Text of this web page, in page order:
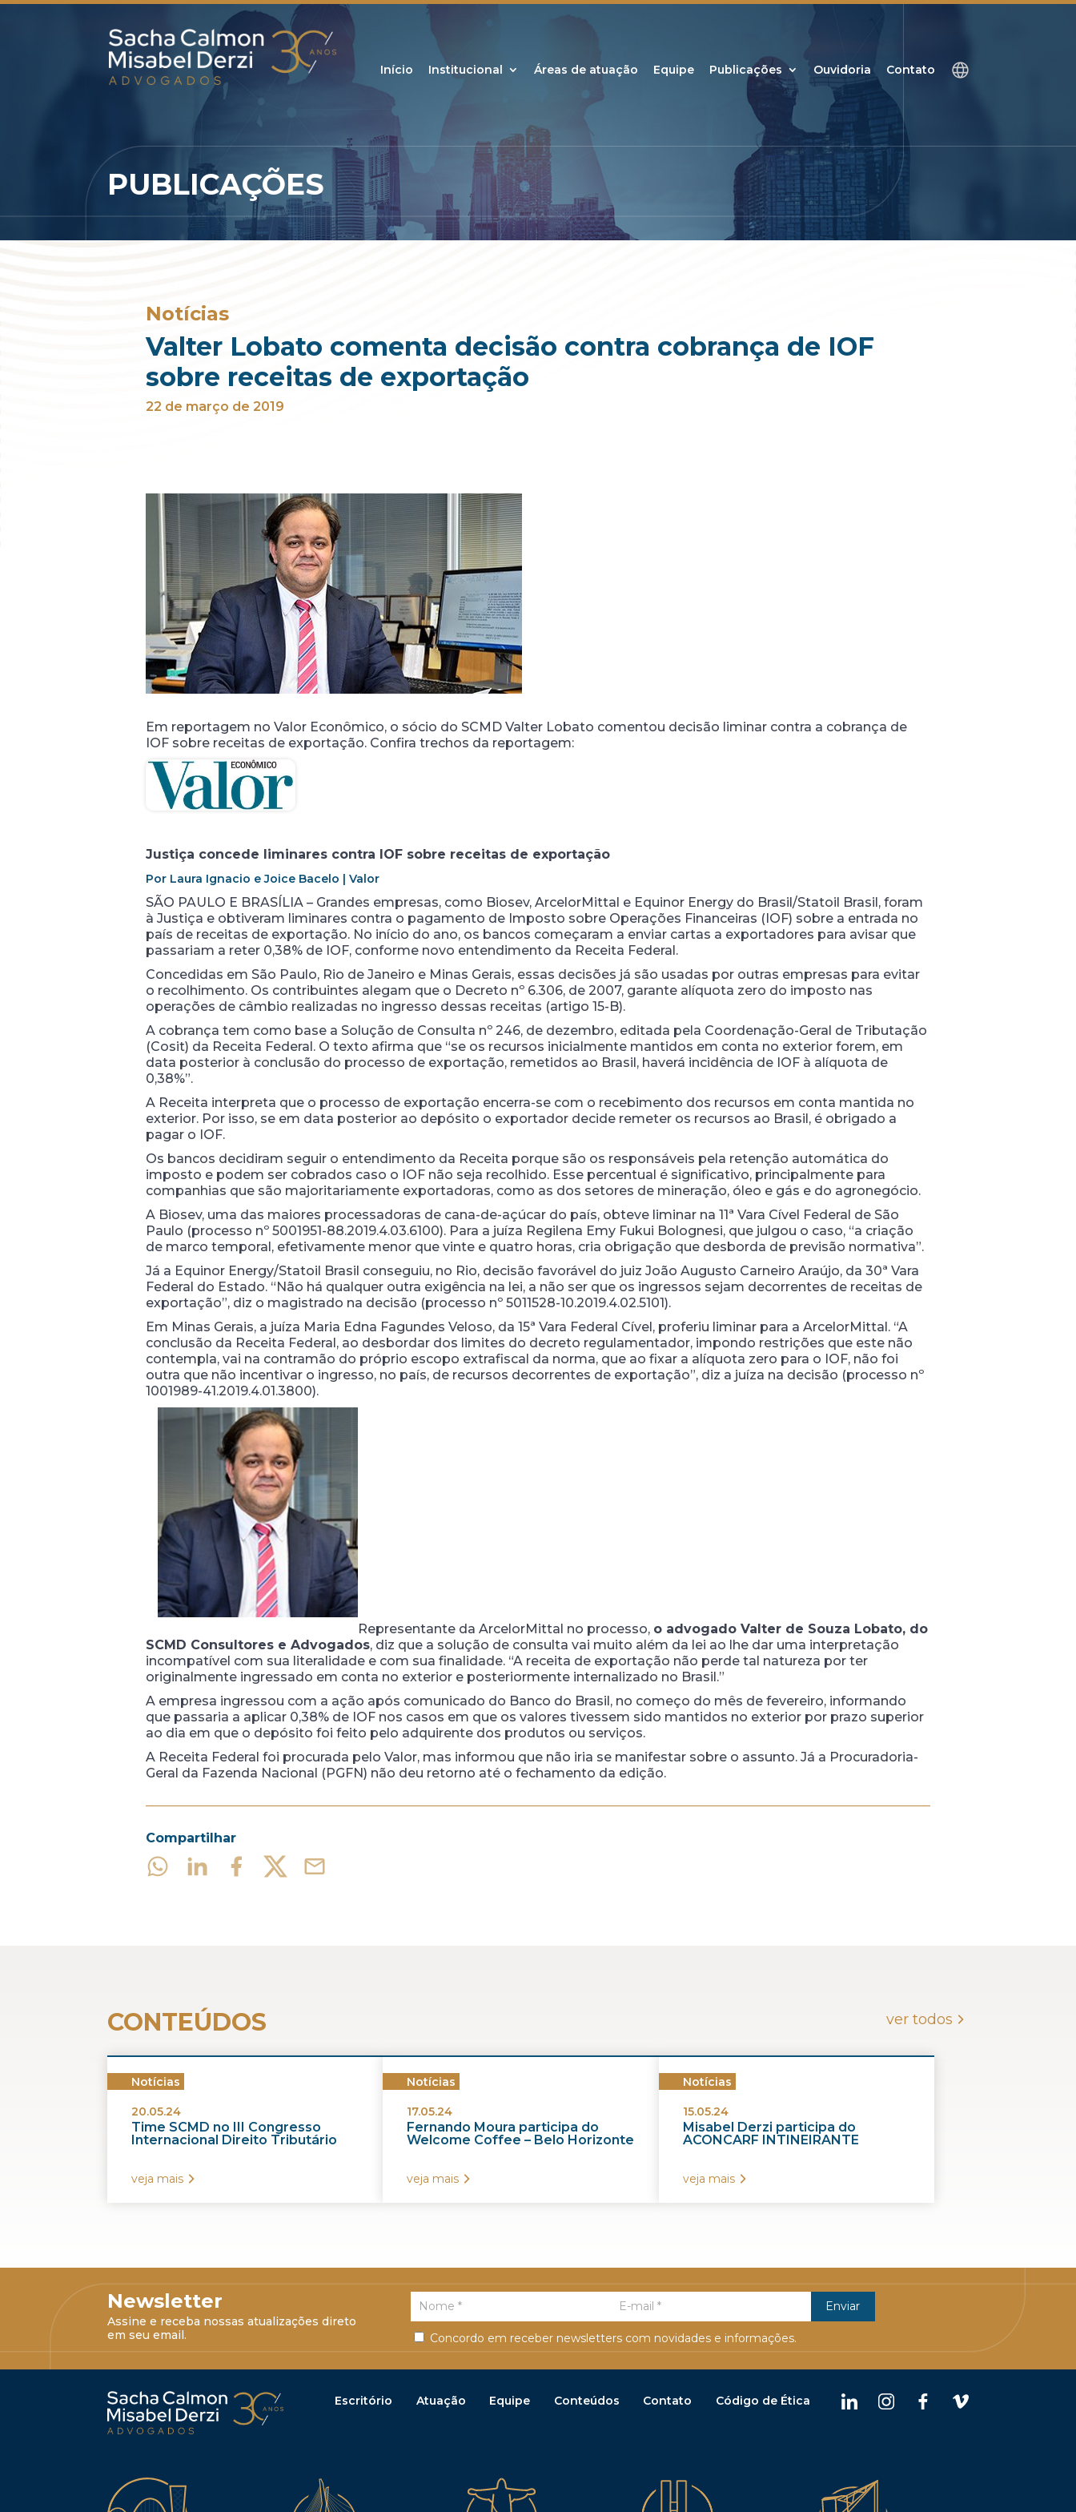
Início Institucional Áreas de atuação Equipe Publicações Ouvidoria Contato
PUBLICAÇÕES
Notícias
Valter Lobato comenta decisão contra cobrança de IOF
sobre receitas de exportação
22 de março de 2019
Em reportagem no Valor Econômico, o sócio do SCMD Valter Lobato comentou decisão liminar contra a cobrança de
IOF sobre receitas de exportação. Confira trechos da reportagem:
Justiça concede liminares contra IOF sobre receitas de exportação
Por Laura Ignacio e Joice Bacelo | Valor
SÃO PAULO E BRASÍLIA – Grandes empresas, como Biosev, ArcelorMittal e Equinor Energy do Brasil/Statoil Brasil, foram
à Justiça e obtiveram liminares contra o pagamento de Imposto sobre Operações Financeiras (IOF) sobre a entrada no
país de receitas de exportação. No início do ano, os bancos começaram a enviar cartas a exportadores para avisar que
passariam a reter 0,38% de IOF, conforme novo entendimento da Receita Federal.
Concedidas em São Paulo, Rio de Janeiro e Minas Gerais, essas decisões já são usadas por outras empresas para evitar
o recolhimento. Os contribuintes alegam que o Decreto nº 6.306, de 2007, garante alíquota zero do imposto nas
operações de câmbio realizadas no ingresso dessas receitas (artigo 15-B).
A cobrança tem como base a Solução de Consulta nº 246, de dezembro, editada pela Coordenação-Geral de Tributação
(Cosit) da Receita Federal. O texto afirma que “se os recursos inicialmente mantidos em conta no exterior forem, em
data posterior à conclusão do processo de exportação, remetidos ao Brasil, haverá incidência de IOF à alíquota de
0,38%”.
A Receita interpreta que o processo de exportação encerra-se com o recebimento dos recursos em conta mantida no
exterior. Por isso, se em data posterior ao depósito o exportador decide remeter os recursos ao Brasil, é obrigado a
pagar o IOF.
Os bancos decidiram seguir o entendimento da Receita porque são os responsáveis pela retenção automática do
imposto e podem ser cobrados caso o IOF não seja recolhido. Esse percentual é significativo, principalmente para
companhias que são majoritariamente exportadoras, como as dos setores de mineração, óleo e gás e do agronegócio.
A Biosev, uma das maiores processadoras de cana-de-açúcar do país, obteve liminar na 11ª Vara Cível Federal de São
Paulo (processo nº 5001951-88.2019.4.03.6100). Para a juíza Regilena Emy Fukui Bolognesi, que julgou o caso, “a criação
de marco temporal, efetivamente menor que vinte e quatro horas, cria obrigação que desborda de previsão normativa”.
Já a Equinor Energy/Statoil Brasil conseguiu, no Rio, decisão favorável do juiz João Augusto Carneiro Araújo, da 30ª Vara
Federal do Estado. “Não há qualquer outra exigência na lei, a não ser que os ingressos sejam decorrentes de receitas de
exportação”, diz o magistrado na decisão (processo nº 5011528-10.2019.4.02.5101).
Em Minas Gerais, a juíza Maria Edna Fagundes Veloso, da 15ª Vara Federal Cível, proferiu liminar para a ArcelorMittal. “A
conclusão da Receita Federal, ao desbordar dos limites do decreto regulamentador, impondo restrições que este não
contempla, vai na contramão do próprio escopo extrafiscal da norma, que ao fixar a alíquota zero para o IOF, não foi
outra que não incentivar o ingresso, no país, de recursos decorrentes de exportação”, diz a juíza na decisão (processo nº
1001989-41.2019.4.01.3800).
Representante da ArcelorMittal no processo, o advogado Valter de Souza Lobato, do
SCMD Consultores e Advogados, diz que a solução de consulta vai muito além da lei ao lhe dar uma interpretação
incompatível com sua literalidade e com sua finalidade. “A receita de exportação não perde tal natureza por ter
originalmente ingressado em conta no exterior e posteriormente internalizado no Brasil.”
A empresa ingressou com a ação após comunicado do Banco do Brasil, no começo do mês de fevereiro, informando
que passaria a aplicar 0,38% de IOF nos casos em que os valores tivessem sido mantidos no exterior por prazo superior
ao dia em que o depósito foi feito pelo adquirente dos produtos ou serviços.
A Receita Federal foi procurada pelo Valor, mas informou que não iria se manifestar sobre o assunto. Já a Procuradoria-
Geral da Fazenda Nacional (PGFN) não deu retorno até o fechamento da edição.
Compartilhar
CONTEÚDOS ver todos
Notícias
20.05.24
Time SCMD no III Congresso
Internacional Direito Tributário
veja mais
Notícias
17.05.24
Fernando Moura participa do
Welcome Coffee – Belo Horizonte
veja mais
Notícias
15.05.24
Misabel Derzi participa do
ACONCARF INTINEIRANTE
veja mais
Newsletter
Assine e receba nossas atualizações direto
em seu email.
Concordo em receber newsletters com novidades e informações.
Escritório Atuação Equipe Conteúdos Contato Código de Ética